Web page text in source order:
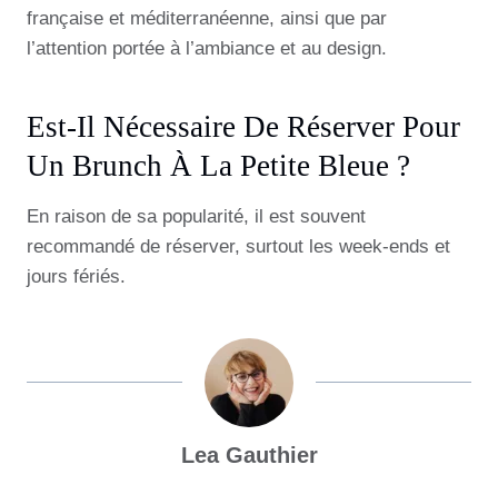
française et méditerranéenne, ainsi que par
l’attention portée à l’ambiance et au design.
Est-Il Nécessaire De Réserver Pour
Un Brunch À La Petite Bleue ?
En raison de sa popularité, il est souvent
recommandé de réserver, surtout les week-ends et
jours fériés.
Lea Gauthier